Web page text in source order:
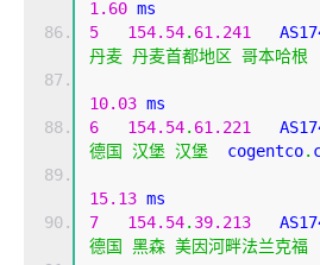
1.60 ms
5
154.54. 61.241
丹麦 丹麦首都地区 哥本哈根
10.03 ms
6
154.54. 61.221
德国
汉堡 汉堡
  cogentco
.
15.13 ms
7
154.54. 39.213
德国
黑森 美因河畔法兰克福